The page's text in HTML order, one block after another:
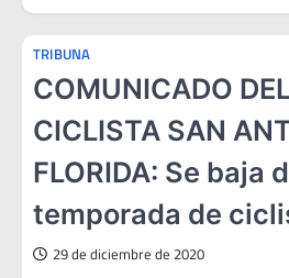
TRIBUNA
COMUNICADO
CICLISTA SAN
FLORIDA: Se baja
temporada de
29 de diciembre de 2020